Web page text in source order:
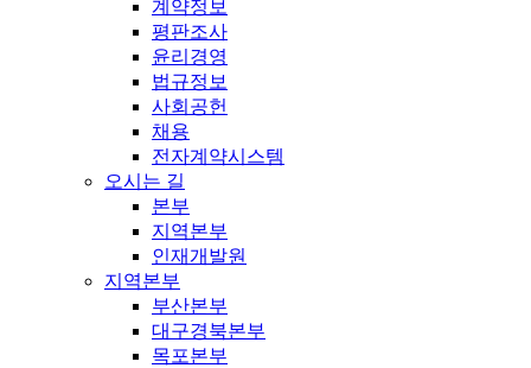
계약정보
평판조사
윤리경영
법규정보
사회공헌
채용
전자계약시스템
오시는 길
본부
지역본부
인재개발원
지역본부
부산본부
대구경북본부
목포본부